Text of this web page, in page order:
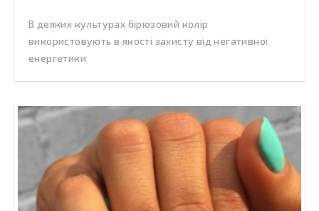
В деяких культурах бірюзовий колір
використовують в якості захисту від негативної
енергетики